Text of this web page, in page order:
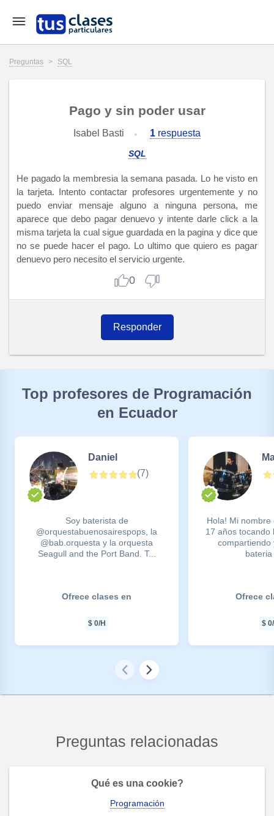
Preguntas > SQL
Pago y sin poder usar
Isabel Basti 1 respuesta
SQL
He pagado la membresia la semana pasada. Lo he visto en
la tarjeta. Intento contactar profesores urgentemente y no
puedo enviar mensaje alguno a ninguna persona, me
aparece que debo pagar denuevo y intente darle click a la
misma tarjeta la cual sigue guardada en la pagina y dice que
no se puede hacer el pago. Lo ultimo que quiero es pagar
denuevo pero necesito el servicio urgente.
0
Responder
Top profesores de Programación
en Ecuador
Daniel
(7)
Soy baterista de
@orquestabuenosairespops, la
@bab.orquesta y la orquesta
Seagull and the Port Band. T...
Ofrece clases en
$ 0/H
Hola! Mi
17 años tocando
compartiendo
Ofrece
$ 0
Preguntas relacionadas
Qué es una cookie?
Programación